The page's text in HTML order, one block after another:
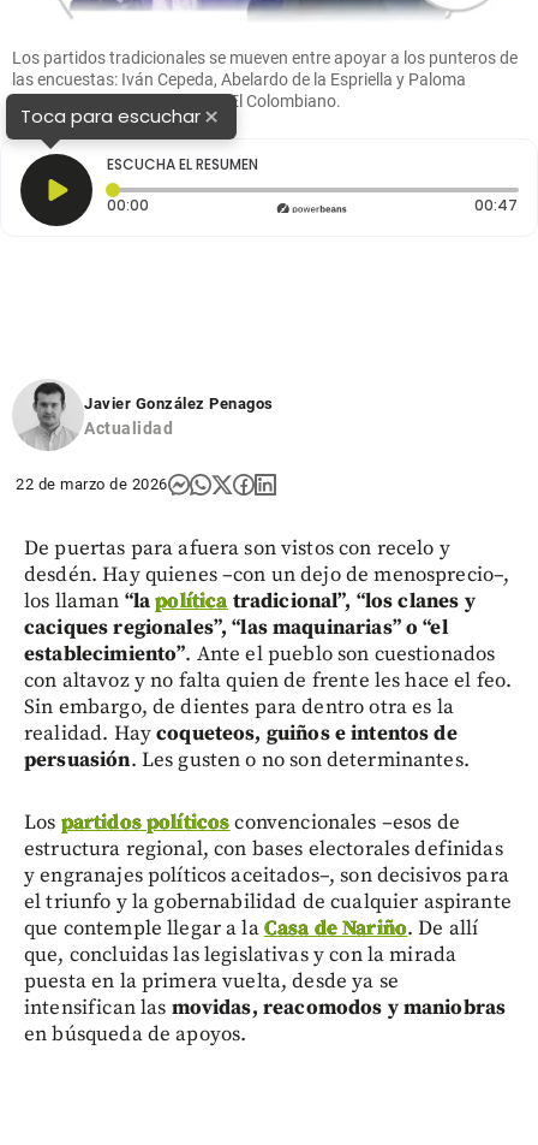
Los partidos tradicionales se mueven entre apoyar a los punteros de
las encuestas: Iván Cepeda, Abelardo de la Espriella y Paloma
Valencia. Foto: Julio Herrera/El Colombiano.
Toca para escuchar×
ESCUCHA EL RESUMEN
00:00 Tiempo transcurrido: 0 segundos 00:47
Javier González Penagos
Actualidad
22 de marzo de 2026
De puertas para afuera son vistos con recelo y
desdén. Hay quienes –con un dejo de menosprecio–,
los llaman “lapolítica tradicional”, “los clanes y
caciques regionales”, “las maquinarias” o “el
establecimiento”. Ante el pueblo son cuestionados
con altavoz y no falta quien de frente les hace el feo.
Sin embargo, de dientes para dentro otra es la
realidad. Haycoqueteos, guiños e intentos de
persuasión. Les gusten o no son determinantes.
Los partidos políticosconvencionales –esos de
estructura regional, con bases electorales definidas
y engranajes políticos aceitados–, son decisivos para
el triunfo y la gobernabilidad de cualquier aspirante
que contemple llegar a laCasa de Nariño. De allí
que, concluidas las legislativas y con la mirada
puesta en la primera vuelta, desde ya se
intensifican las movidas, reacomodos y maniobras
en búsqueda de apoyos.